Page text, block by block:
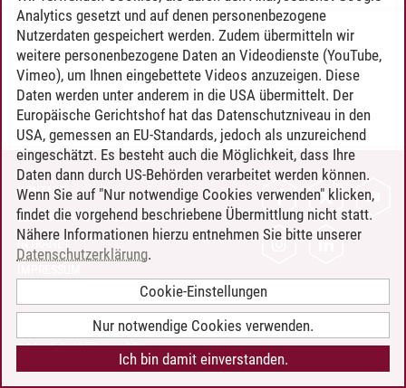
Timo Leder/30.06.2024
KONTAKT
LEUPHANA ALS ARBEITGEBER
INTRANET
BARRIEREFREIHEIT
COOKIE-EINSTELLUNGEN
Analytics gesetzt und auf denen personenbezogene
Nutzerdaten gespeichert werden. Zudem übermitteln wir
weitere personenbezogene Daten an Videodienste (YouTube,
Vimeo), um Ihnen eingebettete Videos anzuzeigen. Diese
Daten werden unter anderem in die USA übermittelt. Der
Europäische Gerichtshof hat das Datenschutzniveau in den
USA, gemessen an EU-Standards, jedoch als unzureichend
eingeschätzt. Es besteht auch die Möglichkeit, dass Ihre
Daten dann durch US-Behörden verarbeitet werden können.
Wenn Sie auf "Nur notwendige Cookies verwenden" klicken,
findet die vorgehend beschriebene Übermittlung nicht statt.
Nähere Informationen hierzu entnehmen Sie bitte unserer
Datenschutzerklärung.
Cookie-Einstellungen
Nur notwendige Cookies verwenden.
Ich bin damit einverstanden.